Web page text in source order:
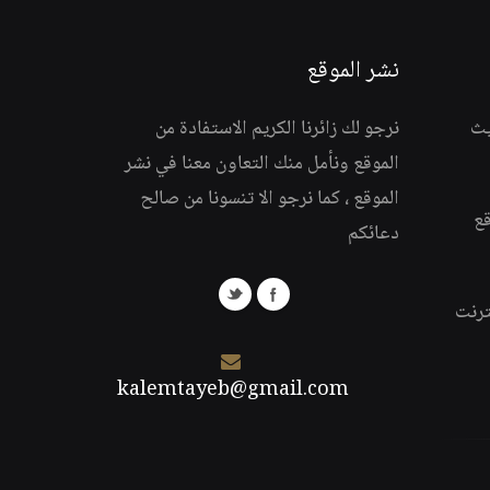
نشر الموقع
نرجو لك زائرنا الكريم الاستفادة من
الموقع ونأمل منك التعاون معنا في نشر
الموقع ، كما نرجو الا تنسونا من صالح
دعائكم
kalemtayeb@gmail.com